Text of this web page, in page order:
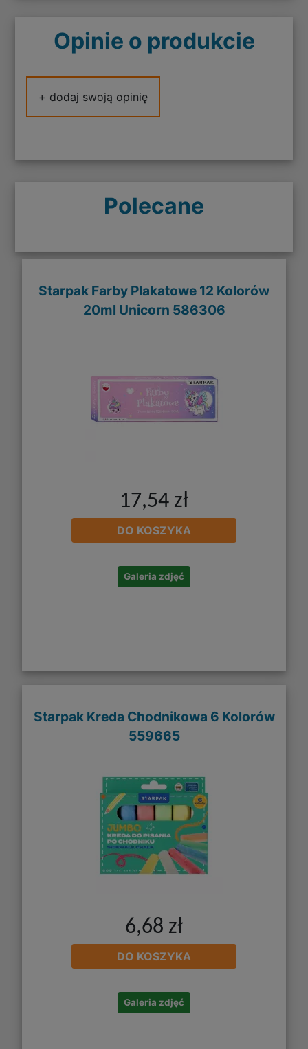
Opinie o produkcie
+ dodaj swoją opinię
Polecane
Starpak Farby Plakatowe 12 Kolorów
20ml Unicorn 586306
17,54 zł
DO KOSZYKA
Galeria zdjęć
Starpak Kreda Chodnikowa 6 Kolorów
559665
6,68 zł
DO KOSZYKA
Galeria zdjęć